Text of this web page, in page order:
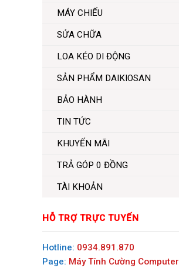
MÁY CHIẾU
SỬA CHỮA
LOA KÉO DI ĐỘNG
SẢN PHẨM DAIKIOSAN
BẢO HÀNH
TIN TỨC
KHUYẾN MÃI
TRẢ GÓP 0 ĐỒNG
TÀI KHOẢN
HỖ TRỢ TRỰC TUYẾN
Hotline: 0934.891.870
Page: Máy Tính Cường Computer